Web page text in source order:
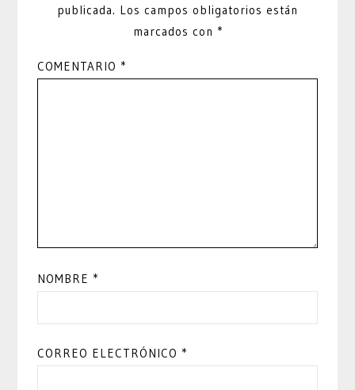
publicada. Los campos obligatorios están
marcados con *
COMENTARIO *
NOMBRE *
CORREO ELECTRÓNICO *